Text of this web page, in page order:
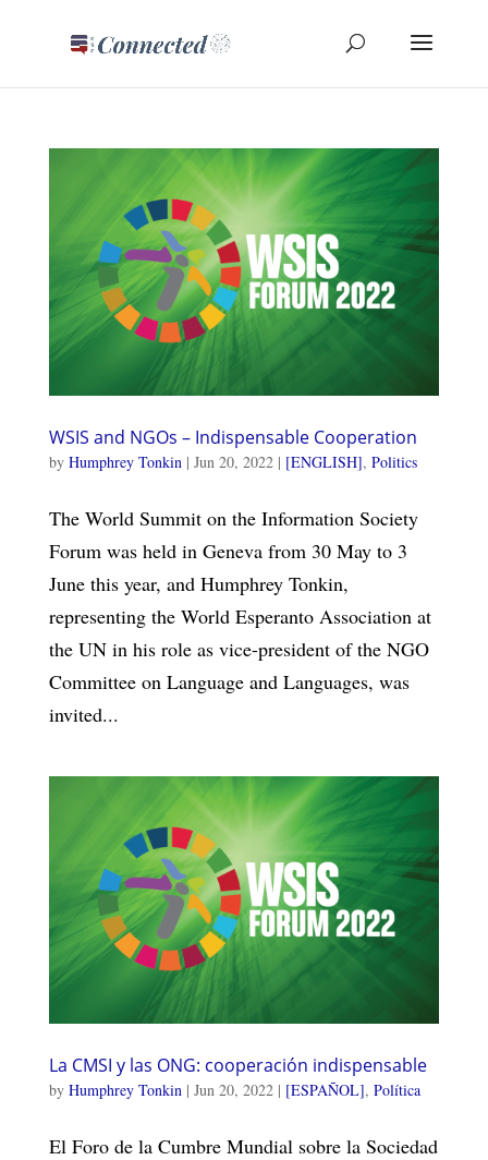
WSIS and NGOs – Indispensable Cooperation
by Humphrey Tonkin| Jun 20, 2022| [ENGLISH], Politics
The World Summit on the Information Society
Forum was held in Geneva from 30 May to 3
June this year, and Humphrey Tonkin,
representing the World Esperanto Association at
the UN in his role as vice-president of the NGO
Committee on Language and Languages, was
invited...
La CMSI y las ONG: cooperación indispensable
by Humphrey Tonkin| Jun 20, 2022| [ESPAÑOL], Política
El Foro de la Cumbre Mundial sobre la Sociedad